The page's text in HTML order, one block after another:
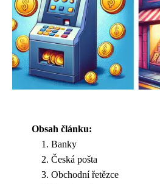
Obsah článku:
Banky
Česká pošta
Obchodní řetězce